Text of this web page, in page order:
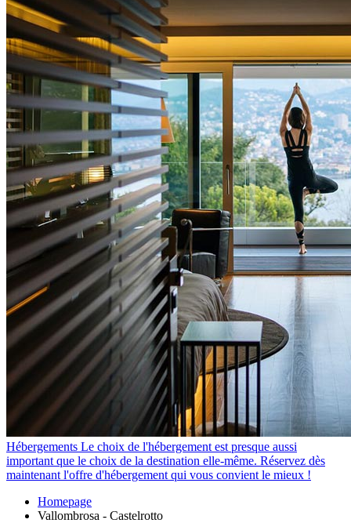
Hébergements Le choix de l'hébergement est presque aussi
important que le choix de la destination elle-même. Réservez dès
maintenant l'offre d'hébergement qui vous convient le mieux !
Homepage
Vallombrosa - Castelrotto